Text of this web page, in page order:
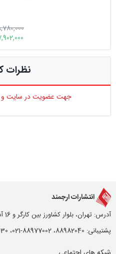
8,780,000
7,902,000
نظرات
جهت عضویت در سایت و
انتشارات ارجمند
آدرس: تهران، بلوار کشاورز بین کارگر و 16 آذر پلاک 292
پشتیبانی: 88982040، 88977002-021، 88982030-021، 88975190-021